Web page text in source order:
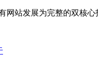
网站发展为完整的双核